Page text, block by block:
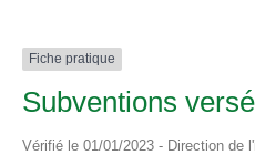
Fiche pratique
Subventions
Vérifié le 01/01/2023 - Direction de